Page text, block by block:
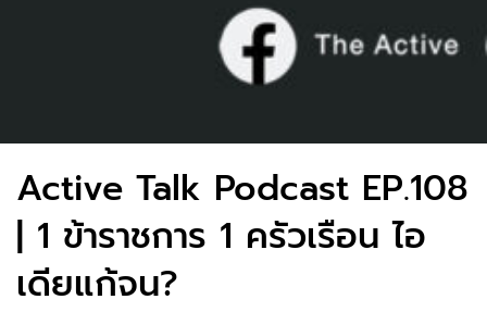
Active Talk Podcast EP.108
| 1 ข้าราชการ 1 ครัวเรือน ไอ
เดียแก้จน?